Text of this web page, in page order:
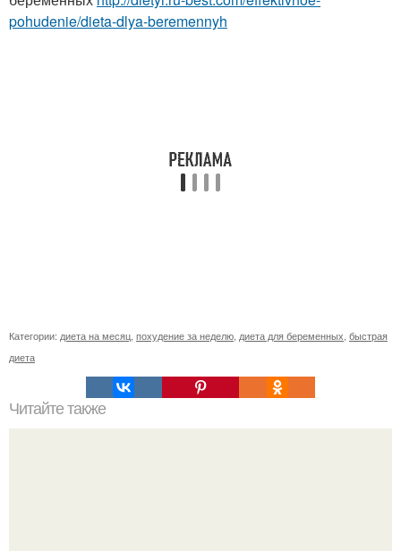
pohudenie/dieta-dlya-beremennyh
Категории: диета на месяц похудение за неделю диета для беременных быстрая
диета
Читайте также